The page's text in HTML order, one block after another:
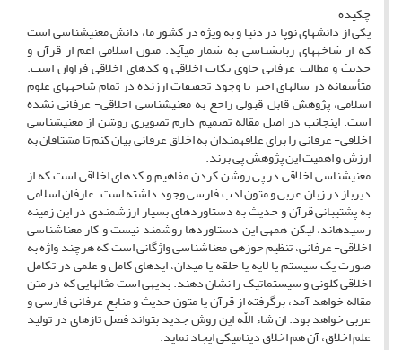
چکیده
یکی از دانش‏های نوپا در دنیا و به ویژه در کشور ما، دانش معنی‏شناسی است
که از شاخه‏های زبانشناسی به شمار می‏آید. متون اسلامی اعم از قرآن و
حدیث و مطالب عرفانی حاوی نکات اخلاقی و کدهای اخلاقی فراوان است.
متأسفانه در سال‏های اخیر با وجود تحقیقات ارزنده در تمام شاخه‏های علوم
اسلامی، پژوهش قابل قبولی راجع به معنی‏شناسی اخلاقی- عرفانی نشده
است. این‏جانب در اصل مقاله تصمیم دارم تصویری روشن از معنی‏شناسی
اخلاقی- عرفانی را برای علاقه‏مندان به اخلاق عرفانی بیان کنم تا مشتاقان به
ارزش و اهمیت این پژوهش پی برند.
معنی‏شناسی اخلاقی در پی روشن کردن مفاهیم و کدهای اخلاقی است که از
دیرباز در زبان عربی و متون ادب فارسی وجود داشته است. عارفان اسلامی
به پشتیبانی قرآن و حدیث به دستاوردهای بسیار ارزشمندی در این زمینه
رسیده‏اند، لیکن همه‏ی این دستاوردها روشمند نیست و کار معناشناسی
اخلاقی- عرفانی، تنظیم حوزه‏ی معناشناسی واژگانی است که هرچند واژه به
صورت یک سیستم یا لایه یا حلقه یا میدان، ایده‏ای کامل و علمی در تکامل
اخلاقی کلونی و سیستماتیک را نشان دهند. بدیهی است مثال‏هایی که در متن
مقاله خواهد آمد، برگرفته از قرآن یا متون حدیث و منابع عرفانی فارسی و
عربی خواهد بود. ان شاء اللّه این روش جدید بتواند فصل تازه‏ای در تولید
علم اخلاق، آن هم اخلاق دینامیکی ایجاد نماید.